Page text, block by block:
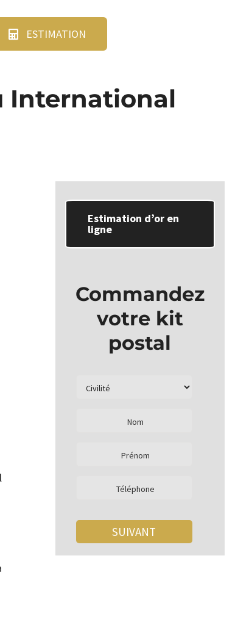
ESTIMATION
International
Estimation d’or en
ligne
Commandez
votre kit
postal